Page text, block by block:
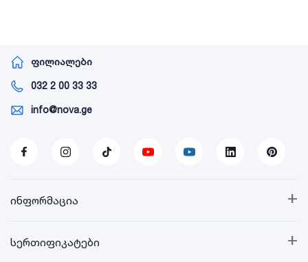
ფილიალები
032 2 00 33 33
info@nova.ge
+
ინფორმაცია
+
სერთიფიკატები